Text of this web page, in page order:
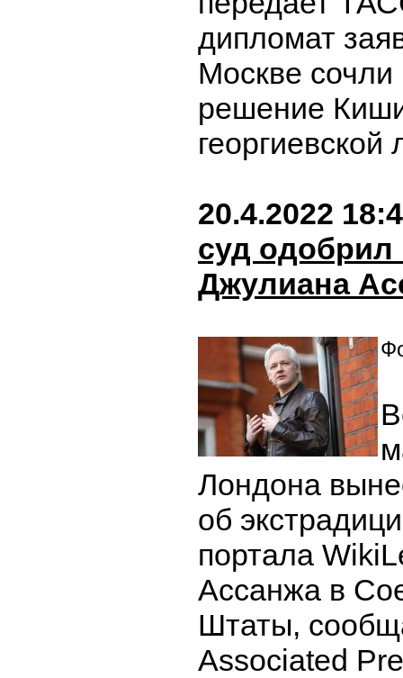
дипломат
Москве
решение
20.4.2022
суд
Джулиана
Лондона
об
портала
Ассанжа в
Штаты,
Associated